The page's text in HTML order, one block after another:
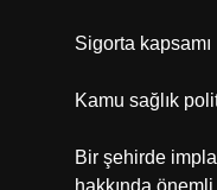
Sigorta kapsamı
Kamu sağlık
Bir şehirde
hakkında